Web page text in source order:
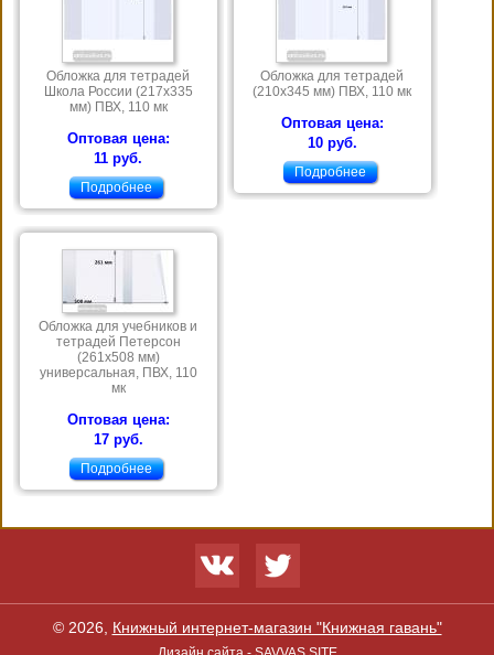
Обложка для тетрадей
Школа России (217х335
мм) ПВХ, 110 мк
Оптовая цена:
11 руб.
Подробнее
Обложка для тетрадей
(210х345 мм) ПВХ, 110 мк
Оптовая цена:
10 руб.
Подробнее
Обложка для учебников и
тетрадей Петерсон
(261х508 мм)
универсальная, ПВХ, 110
мк
Оптовая цена:
17 руб.
Подробнее
© 2026, Книжный интернет-магазин "Книжная гавань"